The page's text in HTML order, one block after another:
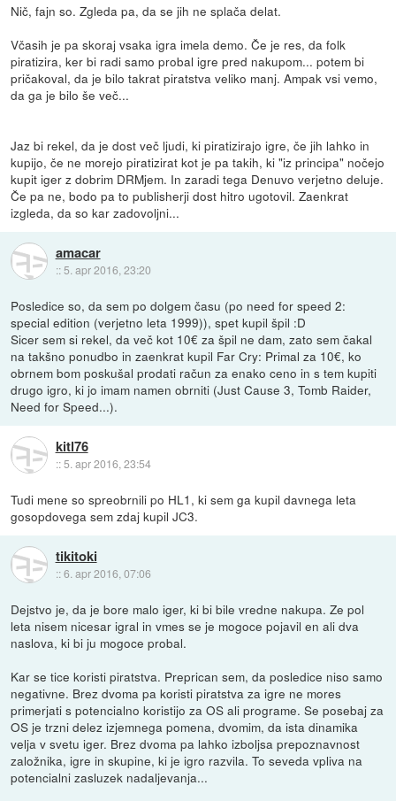
Nič, fajn so. Zgleda pa, da se jih ne splača delat.
Včasih je pa skoraj vsaka igra imela demo. Če je res, da folk
piratizira, ker bi radi samo probal igre pred nakupom... potem bi
pričakoval, da je bilo takrat piratstva veliko manj. Ampak vsi vemo,
da ga je bilo še več...
Jaz bi rekel, da je dost več ljudi, ki piratizirajo igre, če jih lahko in
kupijo, če ne morejo piratizirat kot je pa takih, ki "iz principa" nočejo
kupit iger z dobrim DRMjem. In zaradi tega Denuvo verjetno deluje.
Če pa ne, bodo pa to publisherji dost hitro ugotovil. Zaenkrat
izgleda, da so kar zadovoljni...
amacar
:: 5. apr 2016, 23:20
Posledice so, da sem po dolgem času (po need for speed 2:
special edition (verjetno leta 1999)), spet kupil špil :D
Sicer sem si rekel, da več kot 10€ za špil ne dam, zato sem čakal
na takšno ponudbo in zaenkrat kupil Far Cry: Primal za 10€, ko
obrnem bom poskušal prodati račun za enako ceno in s tem kupiti
drugo igro, ki jo imam namen obrniti (Just Cause 3, Tomb Raider,
Need for Speed...).
kitl76
::5. apr 2016, 23:54
Tudi mene so spreobrnili po HL1, ki sem ga kupil davnega leta
gosopdovega sem zdaj kupil JC3.
tikitoki
::6. apr 2016, 07:06
Dejstvo je, da je bore malo iger, ki bi bile vredne nakupa. Ze pol
leta nisem nicesar igral in vmes se je mogoce pojavil en ali dva
naslova, ki bi ju mogoce probal.
Kar se tice koristi piratstva. Preprican sem, da posledice niso samo
negativne. Brez dvoma pa koristi piratstva za igre ne mores
primerjati s potencialno koristijo za OS ali programe. Se posebaj za
OS je trzni delez izjemnega pomena, dvomim, da ista dinamika
velja v svetu iger. Brez dvoma pa lahko izboljsa prepoznavnost
založnika, igre in skupine, ki je igro razvila. To seveda vpliva na
potencialni zasluzek nadaljevanja...